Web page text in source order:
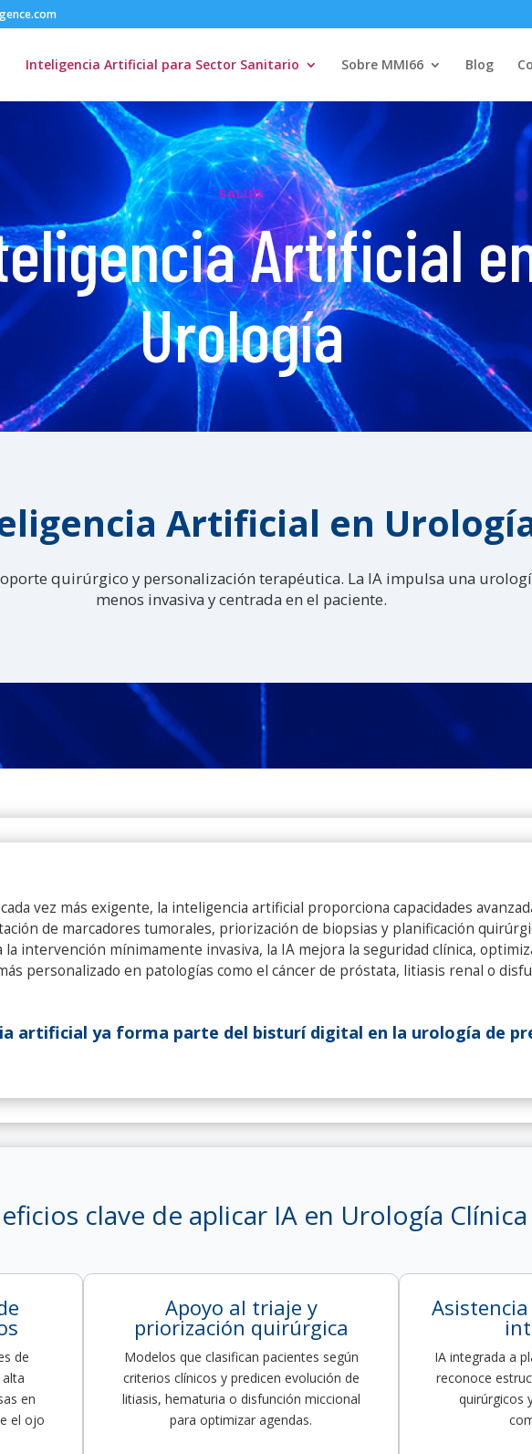
Inteligencia Artificial para Sector Sanitario Sobre MMI66 Blog
SALUD
Artificial
Urología
Artificial en
quirúrgico y personalización terapéutica. La IA impulsa una
menos invasiva y centrada en el paciente.
vez más exigente, la inteligencia artificial proporciona capacidades
de marcadores tumorales, priorización de biopsias y planificación
la intervención mínimamente invasiva, la IA mejora la seguridad clínica,
personalizado en patologías como el cáncer de próstata, litiasis renal o
artificial ya forma parte del bisturí digital en la urología de
clave de aplicar IA en Urología Clínica
de
en
el ojo
Apoyo al triaje y
priorización quirúrgica
Modelos que clasifican pacientes según
criterios clínicos y predicen evolución de
litiasis, hematuria o disfunción miccional
para optimizar agendas.
IA integrada a
reconoce
quirúrgicos